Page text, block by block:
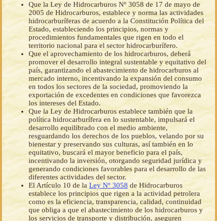
Que la Ley de Hidrocarburos Nº 3058 de 17 de mayo de
2005 de Hidrocarburos, establece y norma las actividades
hidrocarburíferas de acuerdo a la Constitución Política del
Estado, estableciendo los principios, normas y
procedimientos fundamentales que rigen en todo el
territorio nacional para el sector hidrocarburífero.
Que el aprovechamiento de los hidrocarburos, deberá
promover el desarrollo integral sustentable y equitativo del
país, garantizando el abastecimiento de hidrocarburos al
mercado interno, incentivando la expansión del consumo
en todos los sectores de la sociedad, promoviendo la
exportación de excedentes en condiciones que favorezca
los intereses del Estado.
Que la Ley de Hidrocarburos establece también que la
política hidrocarburífera en lo sustentable, impulsará el
desarrollo equilibrado con el medio ambiente,
resguardando los derechos de los pueblos, velando por su
bienestar y preservando sus culturas, así también en lo
equitativo, buscará el mayor beneficio para el país,
incentivando la inversión, otorgando seguridad jurídica y
generando condiciones favorables para el desarrollo de las
diferentes actividades del sector.
El Artículo 10 de la Ley Nº 3058 de Hidrocarburos
establece los principios que rigen a la actividad petrolera
como es la eficiencia, transparencia, calidad, continuidad
que obliga a que el abastecimiento de los hidrocarburos y
los servicios de transporte y distribución, aseguren